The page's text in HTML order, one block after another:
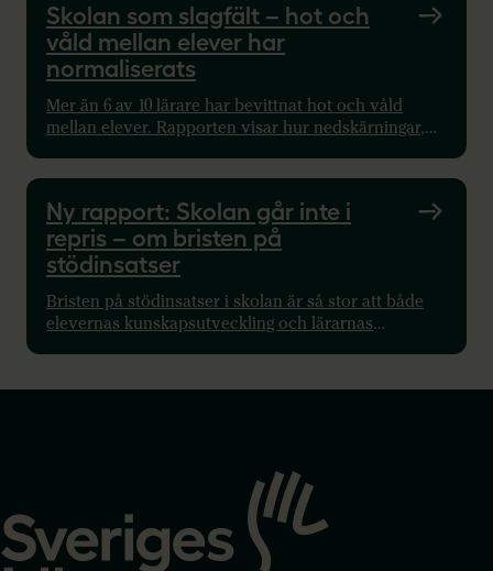
Skolan som slagfält – hot och
våld mellan elever har
normaliserats
Mer än 6 av 10 lärare har bevittnat hot och våld
mellan elever. Rapporten visar hur nedskärningar,
Ny rapport: Skolan går inte i
repris – om bristen på
stödinsatser
Bristen på stödinsatser i skolan är så stor att både
elevernas kunskapsutveckling och lärarnas
startsidan